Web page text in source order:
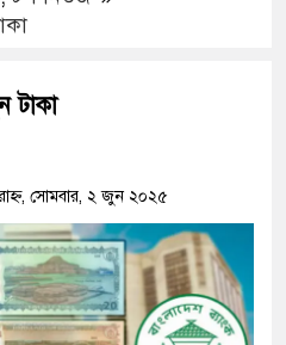
টাকা
সোমবার, ২ জুন ২০২৫